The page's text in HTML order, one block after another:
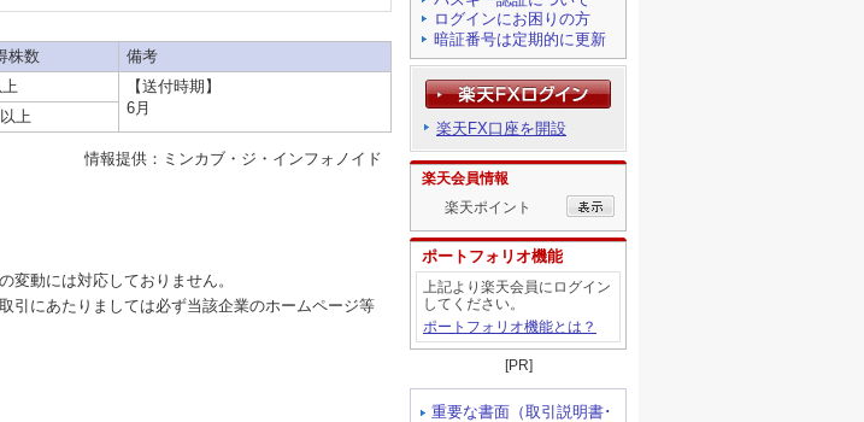
株数
備考
【送付時期】
6月
上
情報提供：ミンカブ・ジ・インフォノイド
動には対応しておりません。
引にあたりましては必ず当該企業のホームページ等
ログインにお困りの方
暗証番号は定期的に更新
楽天FX口座を開設
楽天会員情報
楽天ポイント
ポートフォリオ機能
上記より楽天会員にログイン
してください。
ポートフォリオ機能とは？
[PR]
重要な書面（取引説明書･